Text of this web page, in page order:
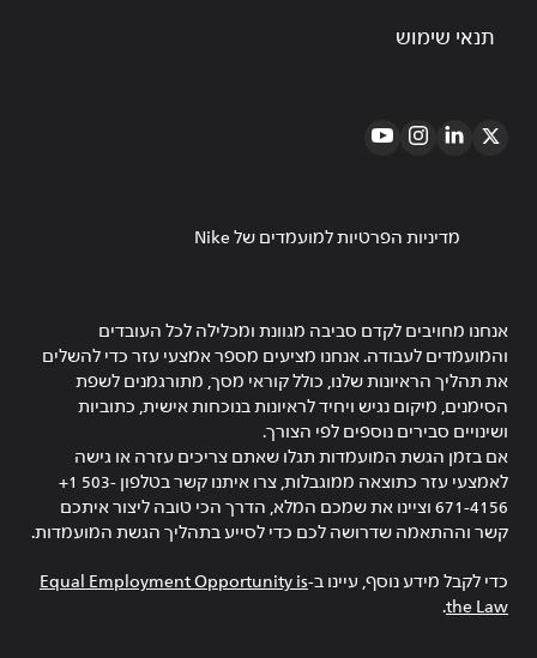
תנאי שימוש
מדיניות הפרטיות למועמדים של Nike
אנחנו מחויבים לקדם סביבה מגוונת ומכלילה לכל העובדים
והמועמדים לעבודה. אנחנו מציעים מספר אמצעי עזר כדי להשלים
את תהליך הראיונות שלנו, כולל קוראי מסך, מתורגמנים לשפת
הסימנים, מיקום נגיש ויחיד לראיונות בנוכחות אישית, כתוביות
ושינויים סבירים נוספים לפי הצורך.
אם בזמן הגשת המועמדות תגלו שאתם צריכים עזרה או גישה
לאמצעי עזר כתוצאה ממוגבלות, צרו איתנו קשר בטלפון ‎+1 503-
671-4156 וציינו את שמכם המלא, הדרך הכי טובה ליצור איתכם
קשר וההתאמה שדרושה לכם כדי לסייע בתהליך הגשת המועמדות.
כדי לקבל מידע נוסף, עיינו ב-Equal Employment Opportunity is
the Law
.